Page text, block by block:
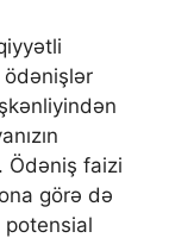
ödənişlər
Ödəniş faizi
görə də